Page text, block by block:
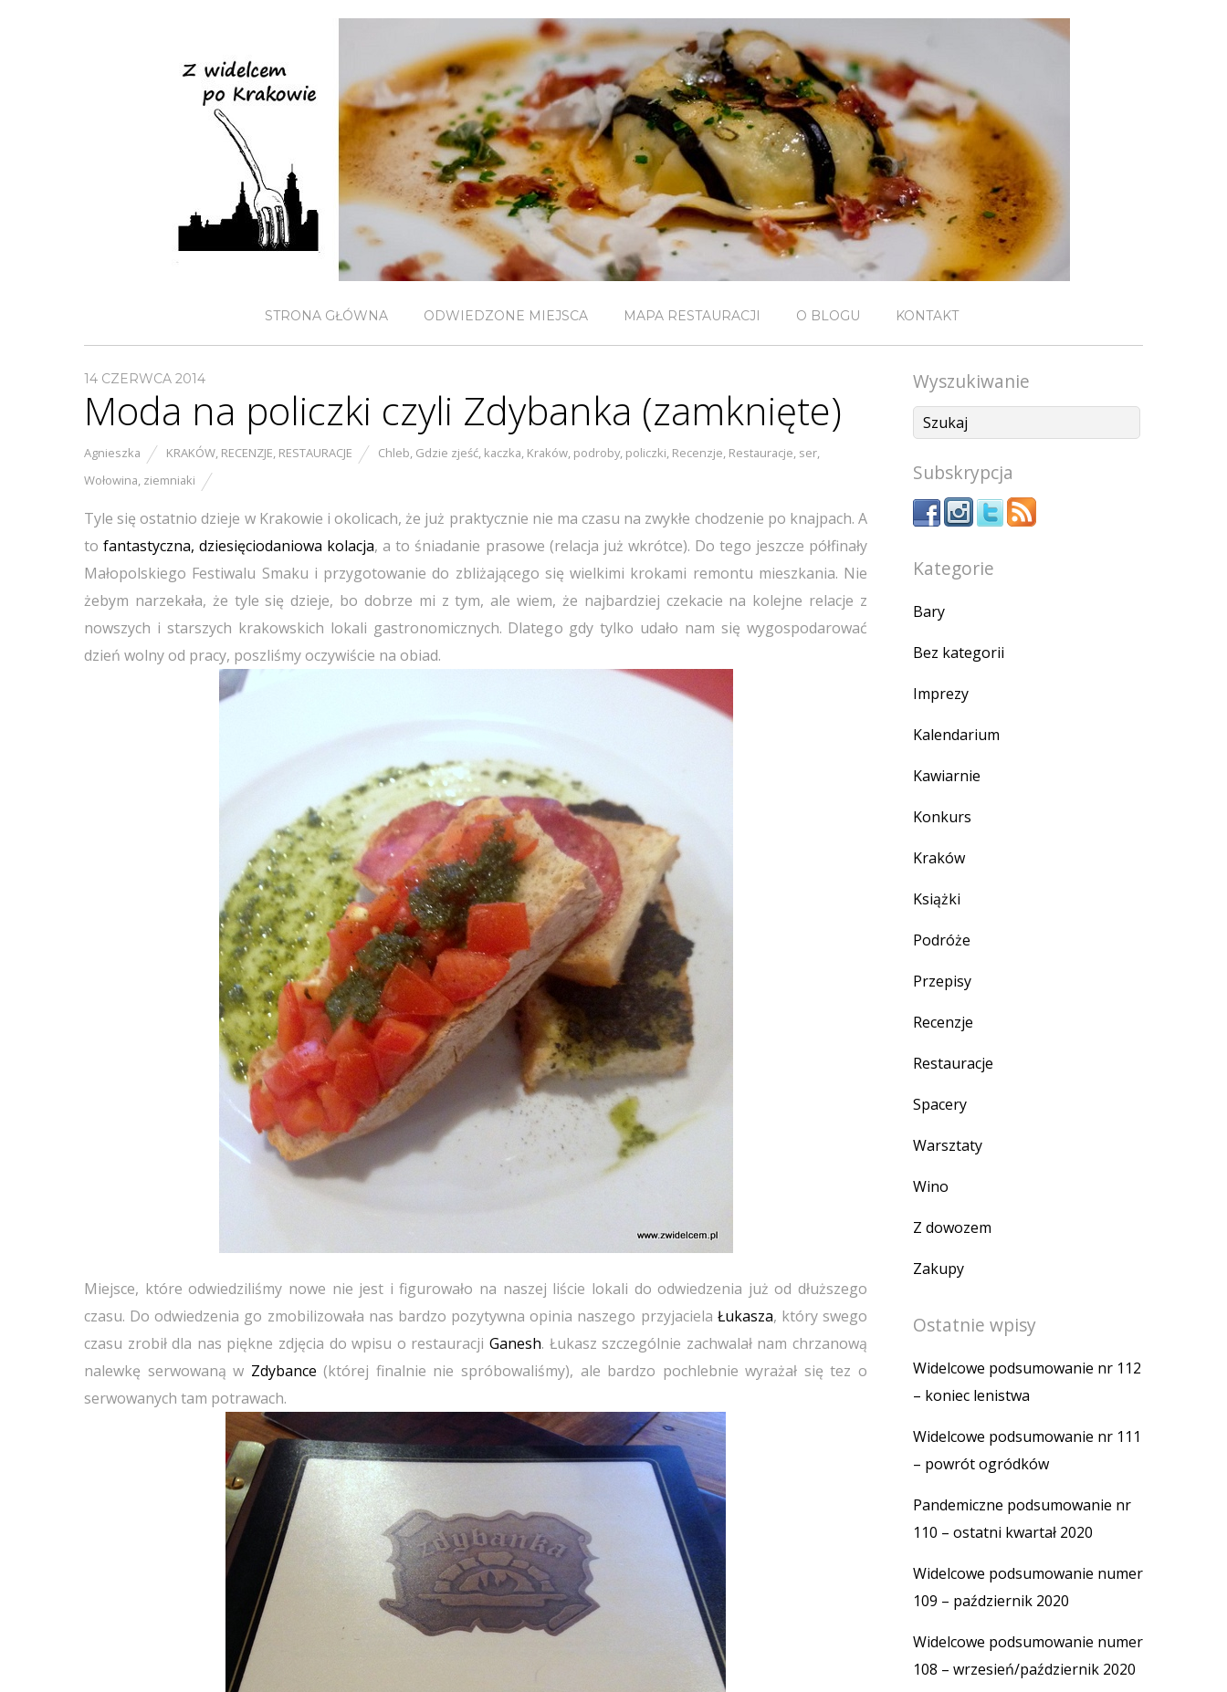
STRONA GŁÓWNA ODWIEDZONE MIEJSCA MAPA RESTAURACJI O BLOGU KONTAKT
14 CZERWCA 2014
Moda na policzki czyli Zdybanka (zamknięte)
Agnieszka KRAKÓW, RECENZJE, RESTAURACJE Chleb, Gdzie zjeść, kaczka, Kraków, podroby, policzki, Recenzje, Restauracje, ser,
Wołowina, ziemniaki
Tyle się ostatnio dzieje w Krakowie i okolicach, że już praktycznie nie ma czasu na zwykłe chodzenie po knajpach. A
tofantastyczna, dziesięciodaniowa kolacja, a to śniadanie prasowe (relacja już wkrótce). Do tego jeszcze półfinały
Małopolskiego Festiwalu Smaku i przygotowanie do zbliżającego się wielkimi krokami remontu mieszkania. Nie
żebym narzekała, że tyle się dzieje, bo dobrze mi z tym, ale wiem, że najbardziej czekacie na kolejne relacje z
nowszych i starszych krakowskich lokali gastronomicznych. Dlatego gdy tylko udało nam się wygospodarować
dzień wolny od pracy, poszliśmy oczywiście na obiad.
Miejsce, które odwiedziliśmy nowe nie jest i figurowało na naszej liście lokali do odwiedzenia już od dłuższego
czasu. Do odwiedzenia go zmobilizowała nas bardzo pozytywna opinia naszego przyjaciela Łukasza, który swego
czasu zrobił dla nas piękne zdjęcia do wpisu o restauracji Ganesh. Łukasz szczególnie zachwalał nam chrzanową
nalewkę serwowaną w Zdybance (której finalnie nie spróbowaliśmy), ale bardzo pochlebnie wyrażał się tez o
serwowanych tam potrawach.
Wyszukiwanie
Subskrypcja
Kategorie
Bary
Bez kategorii
Imprezy
Kalendarium
Kawiarnie
Konkurs
Kraków
Książki
Podróże
Przepisy
Recenzje
Restauracje
Spacery
Warsztaty
Wino
Z dowozem
Zakupy
Ostatnie wpisy
Widelcowe podsumowanie nr 112
– koniec lenistwa
Widelcowe podsumowanie nr 111
– powrót ogródków
Pandemiczne podsumowanie nr
110 – ostatni kwartał 2020
Widelcowe podsumowanie numer
109 – październik 2020
Widelcowe podsumowanie numer
108 – wrzesień/październik 2020